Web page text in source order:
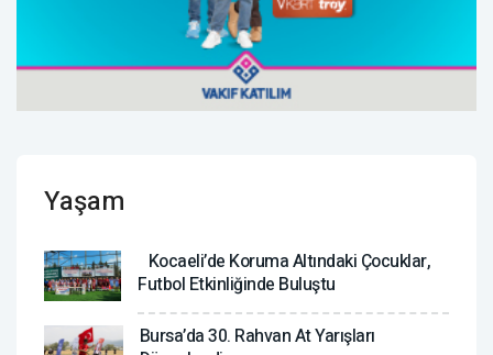
Yaşam
Kocaeli’de Koruma Altındaki Çocuklar,
Futbol Etkinliğinde Buluştu
Bursa’da 30. Rahvan At Yarışları